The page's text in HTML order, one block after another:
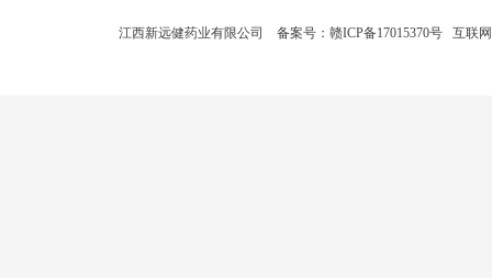
江西新远健药业有限公司 备案号：赣ICP备17015370号 互联